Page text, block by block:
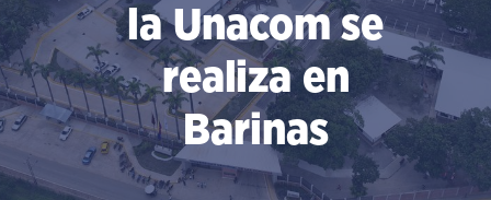
la Unacom se
realiza en
Barinas